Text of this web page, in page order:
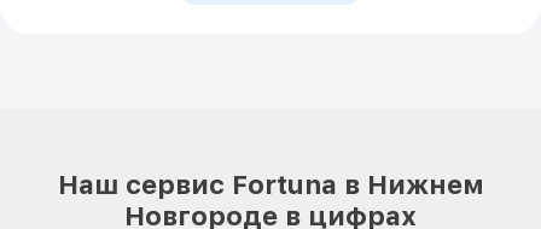
Наш сервис Fortuna в Нижнем
Новгороде в цифрах